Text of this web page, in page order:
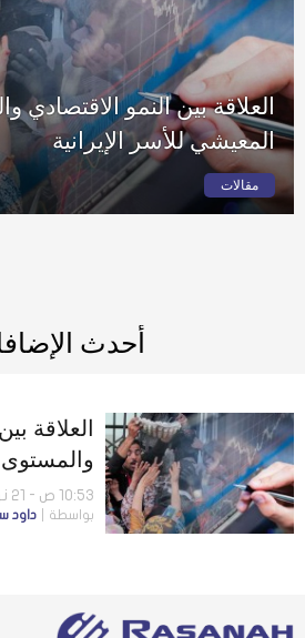
العلاقة بين النمو الاقتصادي
المعيشي للأسر الإيرانية
مقالات
أحدث
العلاقة
الإيرانية
10:53 ص - 21 نوفمبر 2016
بواسطة داود